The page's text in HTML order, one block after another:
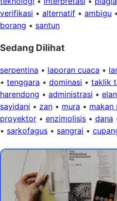
verifikasi • alternatif • ambigu •
borang • santun
Sedang Dilihat
serpentina • laporan cuaca •
• tenggara • dominasi • taklik
harendong • administrasi • elan
sayidani • zan • mura • makan
proyektor • enzimolisis • dana
• sarkofagus • sangrai •